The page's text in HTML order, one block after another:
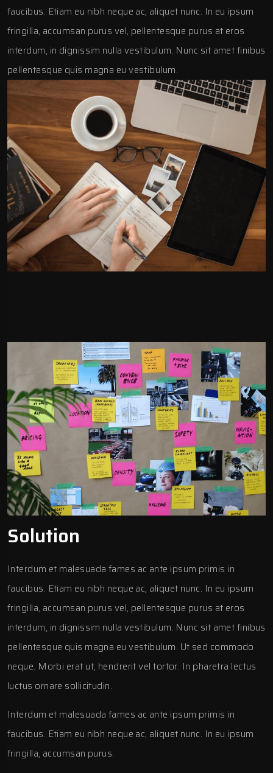
faucibus. Etiam eu nibh neque ac, aliquet nunc. In eu ipsum
fringilla, accumsan purus vel, pellentesque purus at eros
interdum, in dignissim nulla vestibulum. Nunc sit amet finibus
pellentesque quis magna eu vestibulum.
Solution
Interdum et malesuada fames ac ante ipsum primis in
faucibus. Etiam eu nibh neque ac, aliquet nunc. In eu ipsum
fringilla, accumsan purus vel, pellentesque purus at eros
interdum, in dignissim nulla vestibulum. Nunc sit amet finibus
pellentesque quis magna eu vestibulum. Ut sed commodo
neque. Morbi erat ut, hendrerit vel tortor. In pharetra lectus
luctus ornare sollicitudin.
Interdum et malesuada fames ac ante ipsum primis in
faucibus. Etiam eu nibh neque ac, aliquet nunc. In eu ipsum
fringilla, accumsan purus.